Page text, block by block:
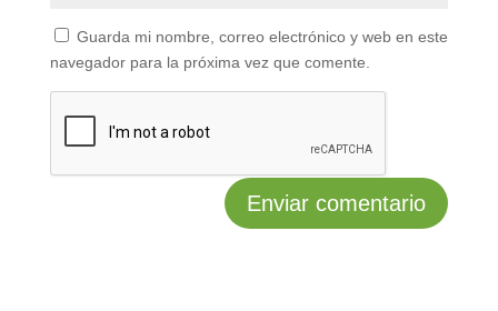
Guarda mi nombre, correo electrónico y web en este
navegador para la próxima vez que comente.